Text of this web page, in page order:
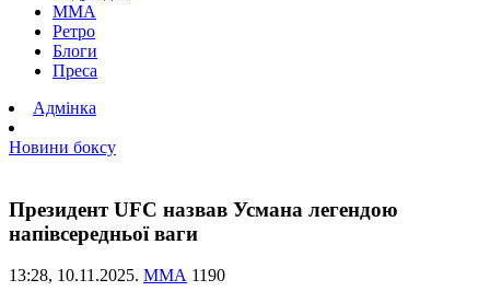
ММА
Ретро
Блоги
Преса
Адмінка
Новини боксу
Президент UFC назвав Усмана легендою
напівсередньої ваги
13:28, 10.11.2025. ММА 1190